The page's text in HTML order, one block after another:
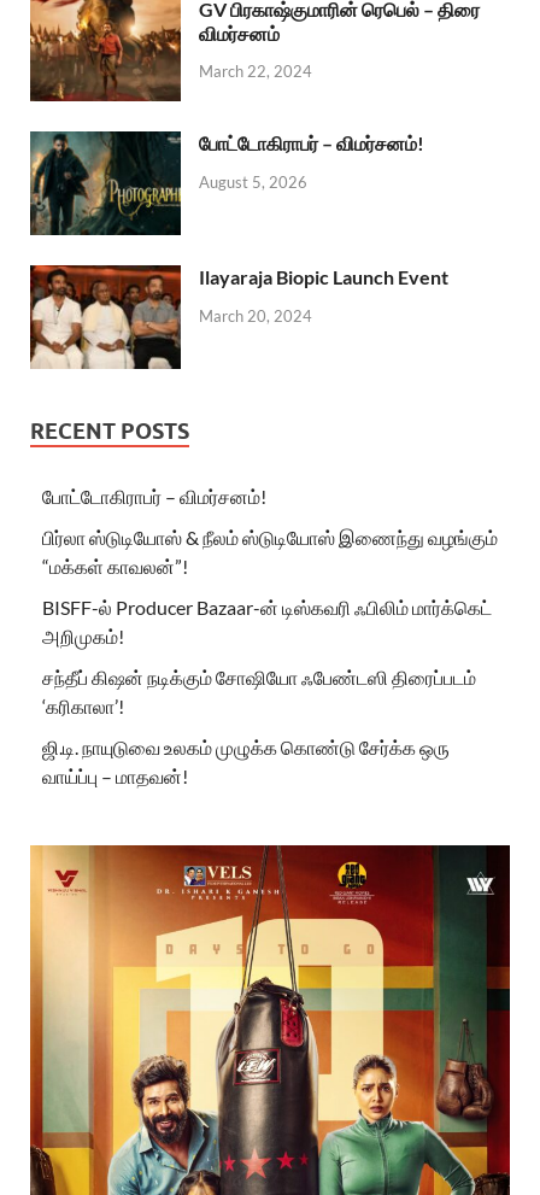
GV பிரகாஷ்குமாரின் ரெபெல் – திரை
விமர்சனம்
March 22, 2024
போட்டோகிராபர் – விமர்சனம்!
August 5, 2026
Ilayaraja Biopic Launch Event
March 20, 2024
RECENT POSTS
போட்டோகிராபர் – விமர்சனம்!
பிர்லா ஸ்டுடியோஸ் & நீலம் ஸ்டுடியோஸ் இணைந்து வழங்கும்
“மக்கள் காவலன்”!
BISFF-ல் Producer Bazaar-ன் டிஸ்கவரி ஃபிலிம் மார்க்கெட்
அறிமுகம்!
சந்தீப் கிஷன் நடிக்கும் சோஷியோ ஃபேண்டஸி திரைப்படம்
‘கரிகாலா’!
ஜி.டி. நாயுடுவை உலகம் முழுக்க கொண்டு சேர்க்க ஒரு
வாய்ப்பு – மாதவன்!